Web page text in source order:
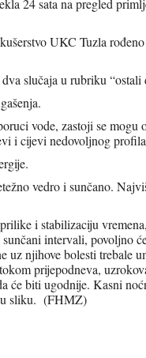
24 sata na pregled
UKC Tuzla rođeno
slučaja u rubriku “ostali
vode, zastoji se mogu
i cijevi nedovoljnog
vedro i sunčano.
i stabilizaciju
intervali, povoljno
uz njihove bolesti trebale
prijepodneva,
će biti ugodnije. Kasni
sliku. (FHMZ)